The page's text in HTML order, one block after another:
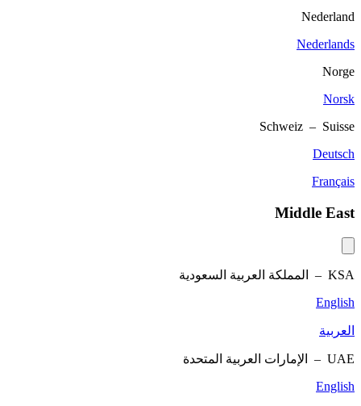
Nederland
Nederlands
Norge
Norsk
Schweiz – Suisse
Deutsch
Français
Middle East
KSA –
المملكة العربية السعودية
English
العربية
UAE –
الإمارات العربية المتحدة
English